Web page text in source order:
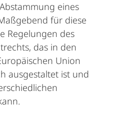
eines
für diese
Regelungen des
das in den
Union
ausgestaltet ist und